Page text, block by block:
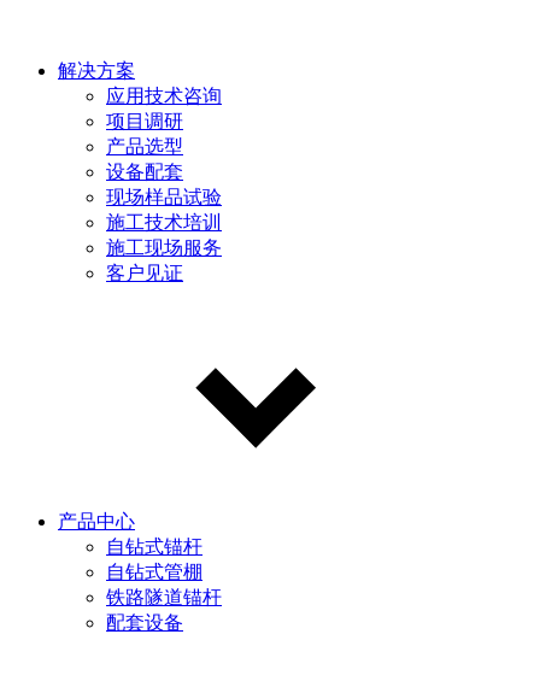
解决方案
应用技术咨询
项目调研
产品选型
设备配套
现场样品试验
施工技术培训
施工现场服务
客户见证
产品中心
自钻式锚杆
自钻式管棚
铁路隧道锚杆
配套设备